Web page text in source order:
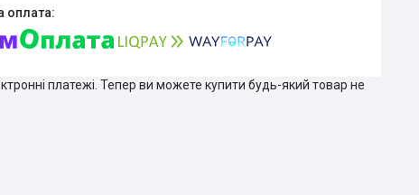
платежі. Тепер ви можете купити будь-який товар не